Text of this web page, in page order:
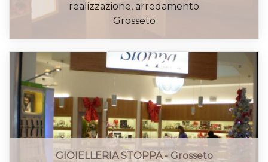
realizzazione, arredamento
Grosseto
GIOIELLERIA STOPPA - Grosseto